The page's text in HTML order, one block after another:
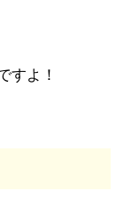
すよ！